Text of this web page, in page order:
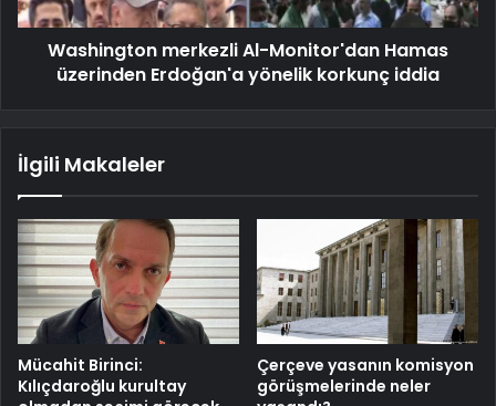
Washington merkezli Al-Monitor'dan Hamas
üzerinden Erdoğan'a yönelik korkunç iddia
İlgili Makaleler
Mücahit Birinci:
Kılıçdaroğlu kurultay
Çerçeve yasanın komisyon
görüşmelerinde neler